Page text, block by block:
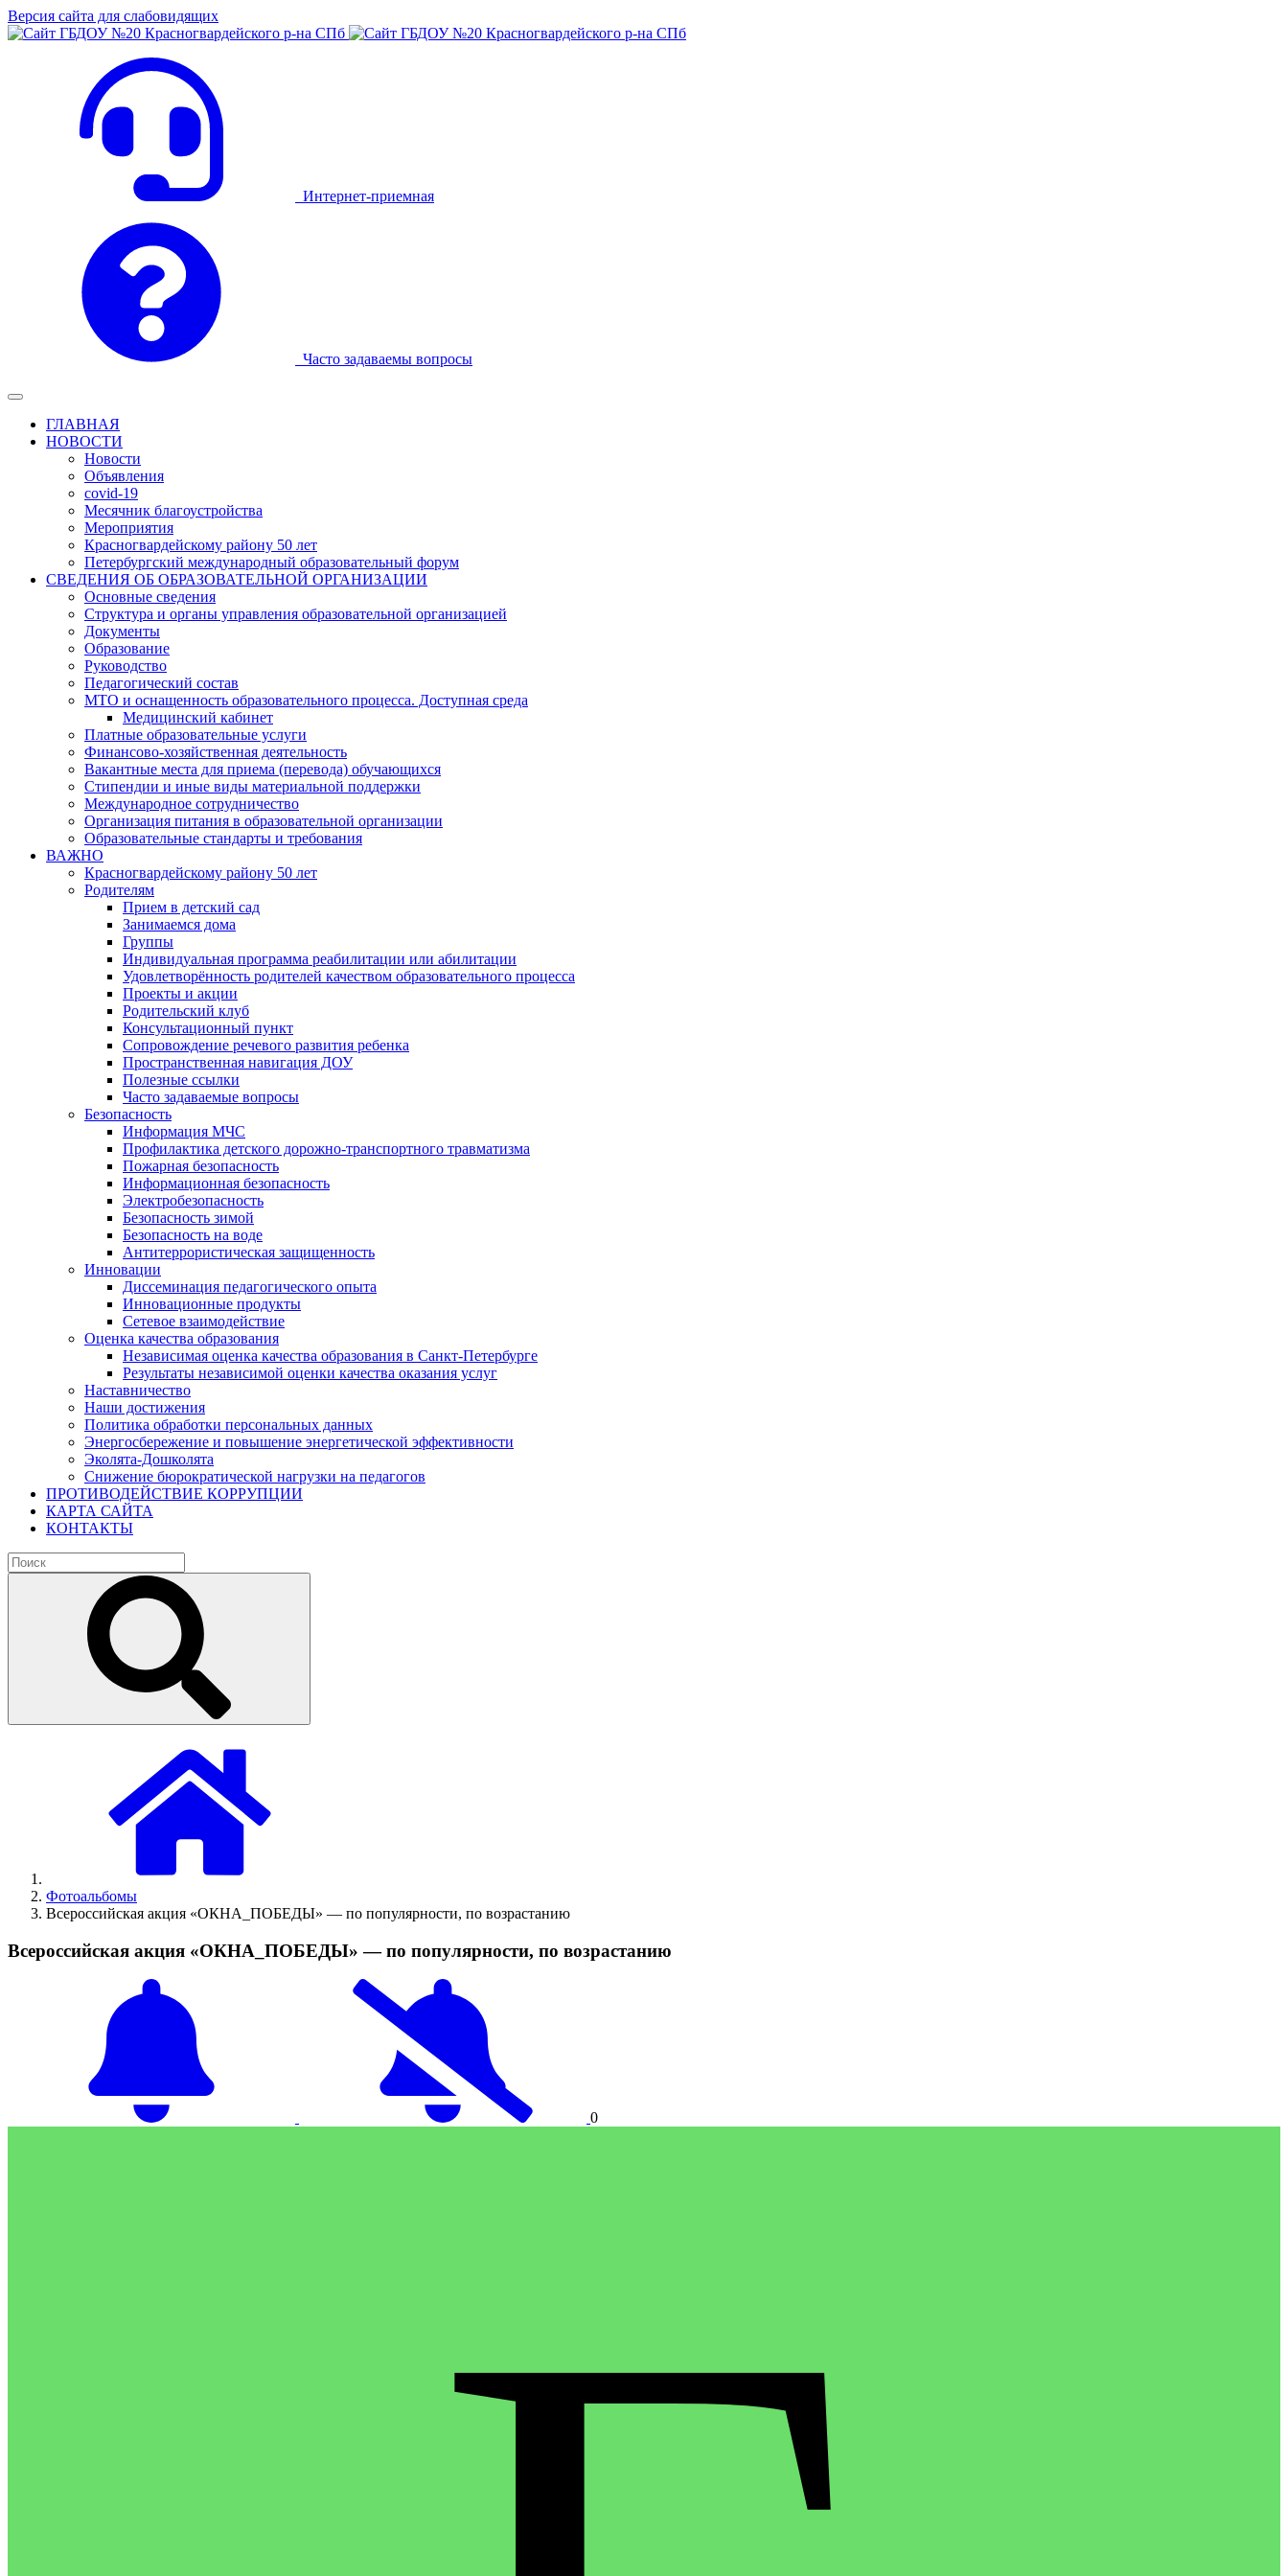
Версия сайта для слабовидящих
Интернет-приемная
Часто задаваемы вопросы
ГЛАВНАЯ
НОВОСТИ
Новости
Объявления
covid-19
Месячник благоустройства
Мероприятия
Красногвардейскому району 50 лет
Петербургский международный образовательный форум
СВЕДЕНИЯ ОБ ОБРАЗОВАТЕЛЬНОЙ ОРГАНИЗАЦИИ
Основные сведения
Структура и органы управления образовательной организацией
Документы
Образование
Руководство
Педагогический состав
МТО и оснащенность образовательного процесса. Доступная среда
Медицинский кабинет
Платные образовательные услуги
Финансово-хозяйственная деятельность
Вакантные места для приема (перевода) обучающихся
Стипендии и иные виды материальной поддержки
Международное сотрудничество
Организация питания в образовательной организации
Образовательные стандарты и требования
ВАЖНО
Красногвардейскому району 50 лет
Родителям
Прием в детский сад
Занимаемся дома
Группы
Индивидуальная программа реабилитации или абилитации
Удовлетворённость родителей качеством образовательного процесса
Проекты и акции
Родительский клуб
Консультационный пункт
Сопровождение речевого развития ребенка
Пространственная навигация ДОУ
Полезные ссылки
Часто задаваемые вопросы
Безопасность
Информация МЧС
Профилактика детского дорожно-транспортного травматизма
Пожарная безопасность
Информационная безопасность
Электробезопасность
Безопасность зимой
Безопасность на воде
Антитеррористическая защищенность
Инновации
Диссеминация педагогического опыта
Инновационные продукты
Сетевое взаимодействие
Оценка качества образования
Независимая оценка качества образования в Санкт-Петербурге
Результаты независимой оценки качества оказания услуг
Наставничество
Наши достижения
Политика обработки персональных данных
Энергосбережение и повышение энергетической эффективности
Эколята-Дошколята
Снижение бюрократической нагрузки на педагогов
ПРОТИВОДЕЙСТВИЕ КОРРУПЦИИ
КАРТА САЙТА
КОНТАКТЫ
Фотоальбомы
Всероссийская акция «ОКНА_ПОБЕДЫ» — по популярности, по возрастанию
Всероссийская акция «ОКНА_ПОБЕДЫ» — по популярности, по возрастанию
0